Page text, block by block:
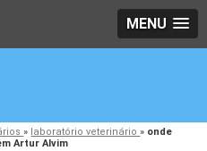
MENU
» laboratório veterinário» onde
Artur Alvim